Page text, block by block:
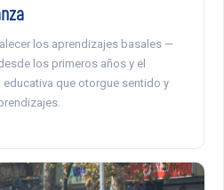
los aprendizajes basales —
los primeros años y el
que otorgue sentido y